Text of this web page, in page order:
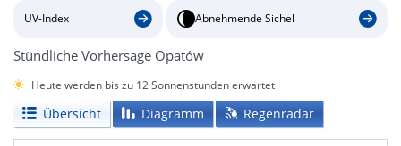
UV-Index Abnehmende Sichel
Stündliche Vorhersage Opatów
Heute werden bis zu 12 Sonnenstunden erwartet
Übersicht Diagramm Regenradar